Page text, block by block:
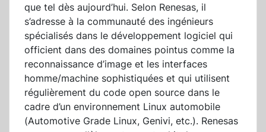
que tel dès aujourd’hui. Selon Renesas, il
s’adresse à la communauté des ingénieurs
spécialisés dans le développement logiciel qui
officient dans des domaines pointus comme la
reconnaissance d’image et les interfaces
homme/machine sophistiquées et qui utilisent
régulièrement du code open source dans le
cadre d’un environnement Linux automobile
(Automotive Grade Linux, Genivi, etc.). Renesas